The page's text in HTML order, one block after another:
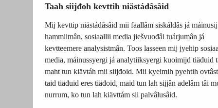
Taah siijđoh kevttih niästádâsâid
Mij kevttip niästádâsâid mii faallâm siskáldâs já máinusij
hammiimân, sosiaallii media jiešvuođâi tuárjumân já
kevtteemere analysistmân. Toos lasseen mij jyehip
media, máinussyergi já analytiiksyergi kuoimijd tiäđuid
maht tun kiävtáh mii siijđoid. Mii kyeimih pyehtih
taid tiäđuid eres tiäđoid, maid tun lah sijjân adelâm tâi
nurrum, ko tun lah kiävttám sii palvâlusâid.